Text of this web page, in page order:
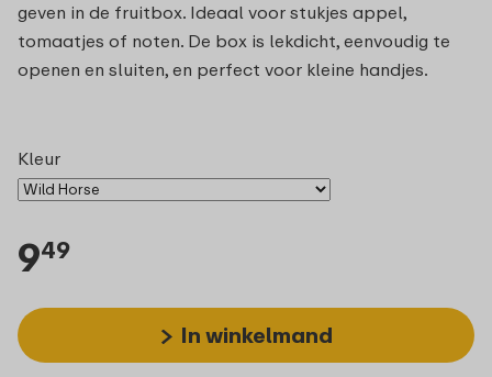
geven in de fruitbox. Ideaal voor stukjes appel,
tomaatjes of noten. De box is lekdicht, eenvoudig te
openen en sluiten, en perfect voor kleine handjes.
Kleur
949
In winkelmand